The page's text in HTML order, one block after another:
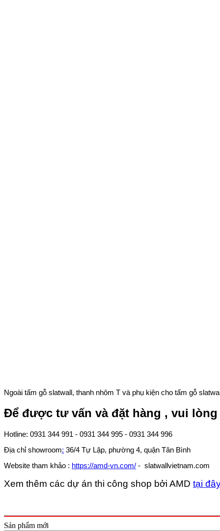
Ngoài tấm gỗ slatwall, thanh nhôm T và phụ kiện cho tấm gỗ
Để được tư vấn và đặt hàng , vui
Hotline: 0931 344 991 - 0931 344 995 - 0931 344 996
Địa chỉ showroom: 36/4 Tự Lập, phường 4, quận Tân Bình
Website tham khảo : https://amd-vn.com/ - slatwallvietnam.com
Xem thêm các dự án thi công shop bởi AMD tại
Sản phẩm mới